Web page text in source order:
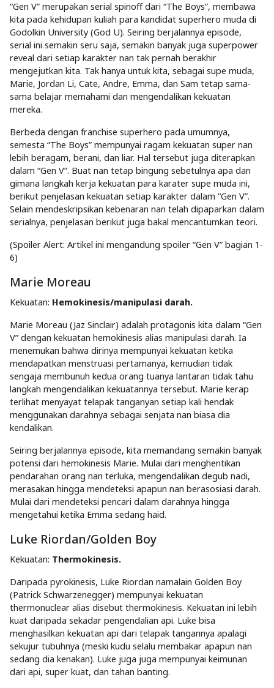
“Gen V” merupakan serial spinoff dari “The Boys”, membawa
kita pada kehidupan kuliah para kandidat superhero muda di
Godolkin University (God U). Seiring berjalannya episode,
serial ini semakin seru saja, semakin banyak juga superpower
reveal dari setiap karakter nan tak pernah berakhir
mengejutkan kita. Tak hanya untuk kita, sebagai supe muda,
Marie, Jordan Li, Cate, Andre, Emma, dan Sam tetap sama-
sama belajar memahami dan mengendalikan kekuatan
mereka.
Berbeda dengan franchise superhero pada umumnya,
semesta “The Boys” mempunyai ragam kekuatan super nan
lebih beragam, berani, dan liar. Hal tersebut juga diterapkan
dalam “Gen V”. Buat nan tetap bingung sebetulnya apa dan
gimana langkah kerja kekuatan para karater supe muda ini,
berikut penjelasan kekuatan setiap karakter dalam “Gen V”.
Selain mendeskripsikan kebenaran nan telah dipaparkan dalam
serialnya, penjelasan berikut juga bakal mencantumkan teori.
(Spoiler Alert: Artikel ini mengandung spoiler “Gen V” bagian 1-
6)
Marie Moreau
Kekuatan: Hemokinesis/manipulasi darah.
Marie Moreau (Jaz Sinclair) adalah protagonis kita dalam “Gen
V” dengan kekuatan hemokinesis alias manipulasi darah. Ia
menemukan bahwa dirinya mempunyai kekuatan ketika
mendapatkan menstruasi pertamanya, kemudian tidak
sengaja membunuh kedua orang tuanya lantaran tidak tahu
langkah mengendalikan kekuatannya tersebut. Marie kerap
terlihat menyayat telapak tanganyan setiap kali hendak
menggunakan darahnya sebagai senjata nan biasa dia
kendalikan.
Seiring berjalannya episode, kita memandang semakin banyak
potensi dari hemokinesis Marie. Mulai dari menghentikan
pendarahan orang nan terluka, mengendalikan degub nadi,
merasakan hingga mendeteksi apapun nan berasosiasi darah.
Mulai dari mendeteksi pencari dalam darahnya hingga
mengetahui ketika Emma sedang haid.
Luke Riordan/Golden Boy
Kekuatan: Thermokinesis.
Daripada pyrokinesis, Luke Riordan namalain Golden Boy
(Patrick Schwarzenegger) mempunyai kekuatan
thermonuclear alias disebut thermokinesis. Kekuatan ini lebih
kuat daripada sekadar pengendalian api. Luke bisa
menghasilkan kekuatan api dari telapak tangannya apalagi
sekujur tubuhnya (meski kudu selalu membakar apapun nan
sedang dia kenakan). Luke juga juga mempunyai keimunan
dari api, super kuat, dan tahan banting.